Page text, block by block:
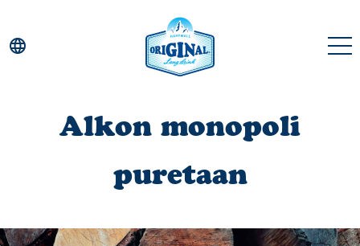
language
Juomat
Alkon monopoli
puretaan